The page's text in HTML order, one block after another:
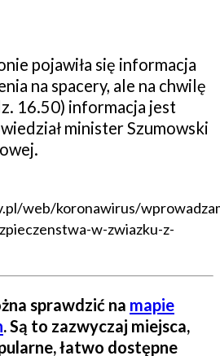
pojawiła się informacja
na spacery, ale na chwilę
16.50) informacja jest
minister Szumowski
web/koronawirus/
w-zwiazku-z-
sprawdzić na mapie
. Są to zazwyczaj miejsca,
łatwo dostępne